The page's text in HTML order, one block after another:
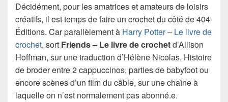
Décidément, pour les amatrices et amateurs de loisirs
créatifs, il est temps de faire un crochet du côté de 404
Éditions. Car parallèlement à Harry Potter – Le livre de
crochet, sort Friends – Le livre de crochetd’Allison
Hoffman, sur une traduction d’Hélène Nicolas. Histoire
de broder entre 2 cappuccinos, parties de babyfoot ou
encore scènes d’un film du câble, sur une chaîne à
laquelle on n’est normalement pas abonné.e.